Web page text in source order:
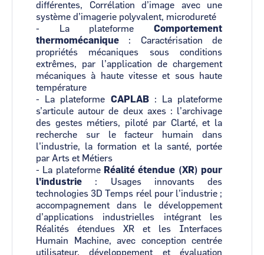
différentes, Corrélation d’image avec une
système d’imagerie polyvalent, microdureté
- La plateforme Comportement
thermomécanique : Caractérisation de
propriétés mécaniques sous conditions
extrêmes, par l’application de chargement
mécaniques à haute vitesse et sous haute
température
- La plateforme CAPLAB:
La plateforme
s’articule autour de deux axes : l’archivage
des gestes métiers, piloté par Clarté, et la
recherche sur le facteur humain dans
l’industrie, la formation et la santé, portée
par Arts et Métiers
- La plateforme Réalité étendue (XR) pour
l'industrie : Usages innovants des
technologies 3D Temps réel pour l’industrie ;
accompagnement dans le développement
d’applications industrielles intégrant les
Réalités étendues XR et les Interfaces
Humain Machine, avec conception centrée
utilisateur, développement et évaluation